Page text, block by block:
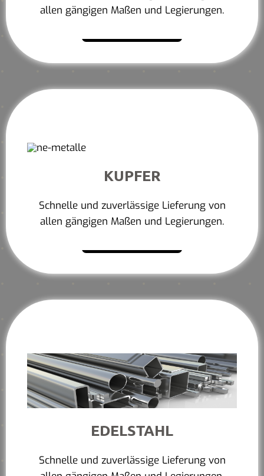
allen gängigen Maßen und Legierungen.
KUPFER
Schnelle und zuverlässige Lieferung von
allen gängigen Maßen und Legierungen.
EDELSTAHL
Schnelle und zuverlässige Lieferung von